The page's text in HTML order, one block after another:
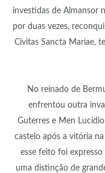
investidas de Almansor
por duas vezes,
Civitas Sancta Mariae,
No reinado de
enfrentou outra
Guterres e Men
castelo após a vitória
esse feito foi expresso
uma distinção de